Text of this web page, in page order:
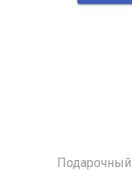
Подарочный